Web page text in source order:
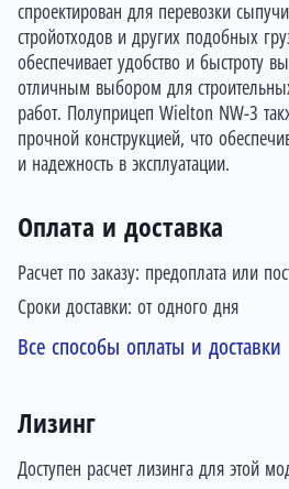
Оплата и доставка
Расчет по заказу: предоплата или
Сроки доставки: от одного дня
Все способы оплаты и доставки
Лизинг
Доступен расчет лизинга для этой
спроектирован для перевозки
стройотходов и других подобных
обеспечивает удобство и быстроту
отличным выбором для
работ. Полуприцеп Wielton NW-3
прочной конструкцией, что
и надежность в эксплуатации.